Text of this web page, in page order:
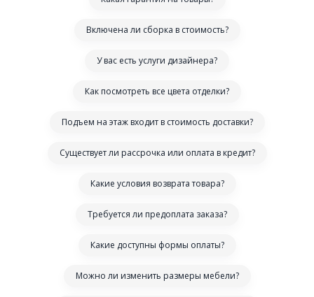
Включена ли сборка в стоимость?
У вас есть услуги дизайнера?
Как посмотреть все цвета отделки?
Подъем на этаж входит в стоимость доставки?
Существует ли рассрочка или оплата в кредит?
Какие условия возврата товара?
Требуется ли предоплата заказа?
Какие доступны формы оплаты?
Можно ли изменить размеры мебели?